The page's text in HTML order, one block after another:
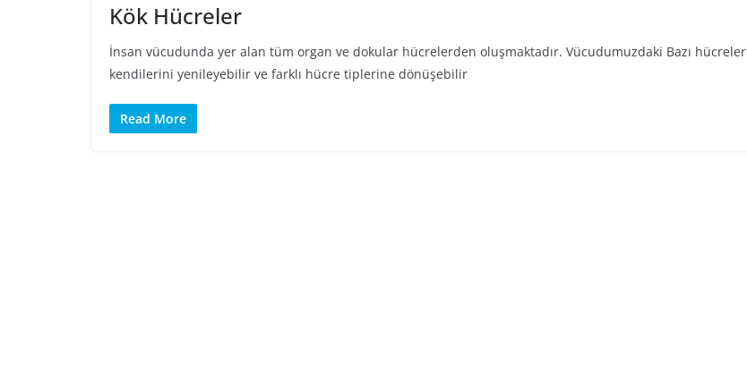
Kök Hücreler
İnsan vücudunda yer alan tüm organ ve dokular hücrelerden oluşmaktadır. Vücudumuzdaki Bazı hücreler
kendilerini yenileyebilir ve farklı hücre tiplerine dönüşebilir
Read More